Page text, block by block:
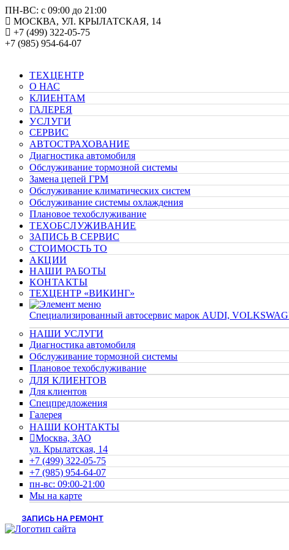
ПН-ВС: с 09:00 до 21:00
МОСКВА, УЛ. КРЫЛАТСКАЯ, 14
+7 (499) 322-05-75
+7 (985) 954-64-07
ТЕХЦЕНТР
О НАС
КЛИЕНТАМ
ГАЛЕРЕЯ
УСЛУГИ
СЕРВИС
АВТОСТРАХОВАНИЕ
Диагностика автомобиля
Обслуживание тормозной системы
Замена цепей ГРМ
Обслуживание климатических систем
Обслуживание системы охлаждения
Плановое техобслуживание
ТЕХОБСЛУЖИВАНИЕ
ЗАПИСЬ В СЕРВИС
СТОИМОСТЬ ТО
АКЦИИ
НАШИ РАБОТЫ
КОНТАКТЫ
ТЕХЦЕНТР «ВИКИНГ»
Cпециализированный автосервис марок AUDI,
НАШИ УСЛУГИ
Диагностика автомобиля
Обслуживание тормозной системы
Плановое техобслуживание
ДЛЯ КЛИЕНТОВ
Для клиентов
Спецпредложения
Галерея
НАШИ КОНТАКТЫ
Москва, ЗАО
ул. Крылатская, 14
+7 (499) 322-05-75
+7 (985) 954-64-07
пн-вс: 09:00-21:00
Мы на карте
ЗАПИСЬ НА РЕМОНТ